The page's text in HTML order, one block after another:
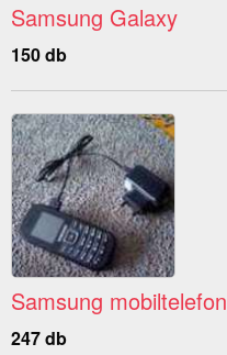
Samsung Galaxy
150 db
Samsung mobiltelefon
247 db